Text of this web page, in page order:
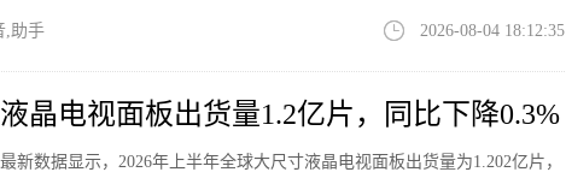
,助手 2026-08-04 18:12:35
晶电视面板出货量1.2亿片，同比下降0.3%
新数据显示，2026年上半年全球大尺寸液晶电视面板出货量为1.202亿片，